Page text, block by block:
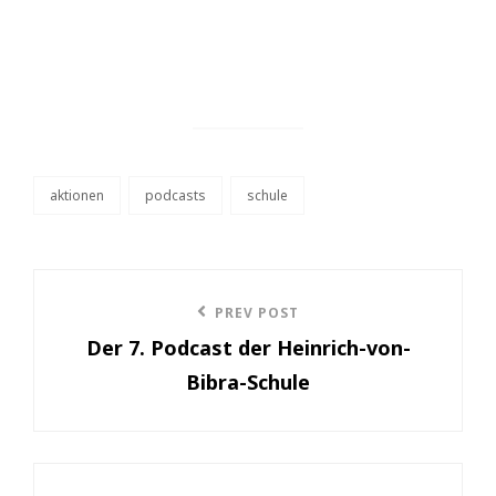
aktionen podcasts schule
Post
PREV POST
Der 7. Podcast der Heinrich-von-
Bibra-Schule